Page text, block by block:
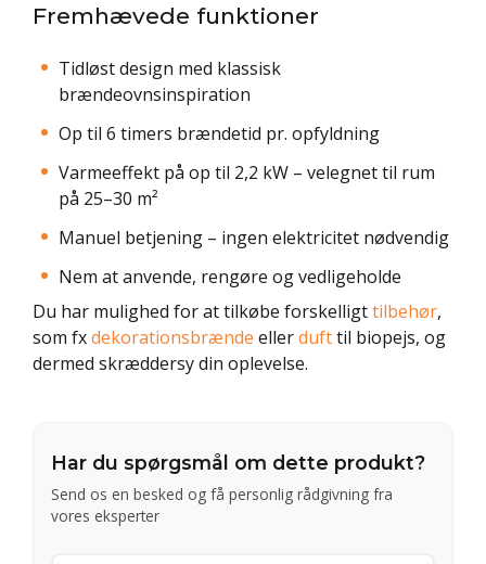
Fremhævede funktioner
Tidløst design med klassisk
brændeovnsinspiration
Op til 6 timers brændetid pr. opfyldning
Varmeeffekt på op til 2,2 kW – velegnet til rum
på 25–30 m²
Manuel betjening – ingen elektricitet nødvendig
Nem at anvende, rengøre og vedligeholde
Du har mulighed for at tilkøbe forskelligttilbehør,
som fxdekorationsbrænde ellerdufttil biopejs, og
dermed skræddersy din oplevelse.
Har du spørgsmål om dette produkt?
Send os en besked og få personlig rådgivning fra
vores eksperter